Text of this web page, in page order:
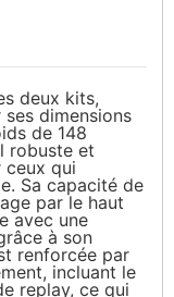
deux kits,
ses dimensions
de 148
robuste et
ceux qui
Sa capacité de
par le haut
avec une
à son
renforcée par
incluant le
replay, ce qui